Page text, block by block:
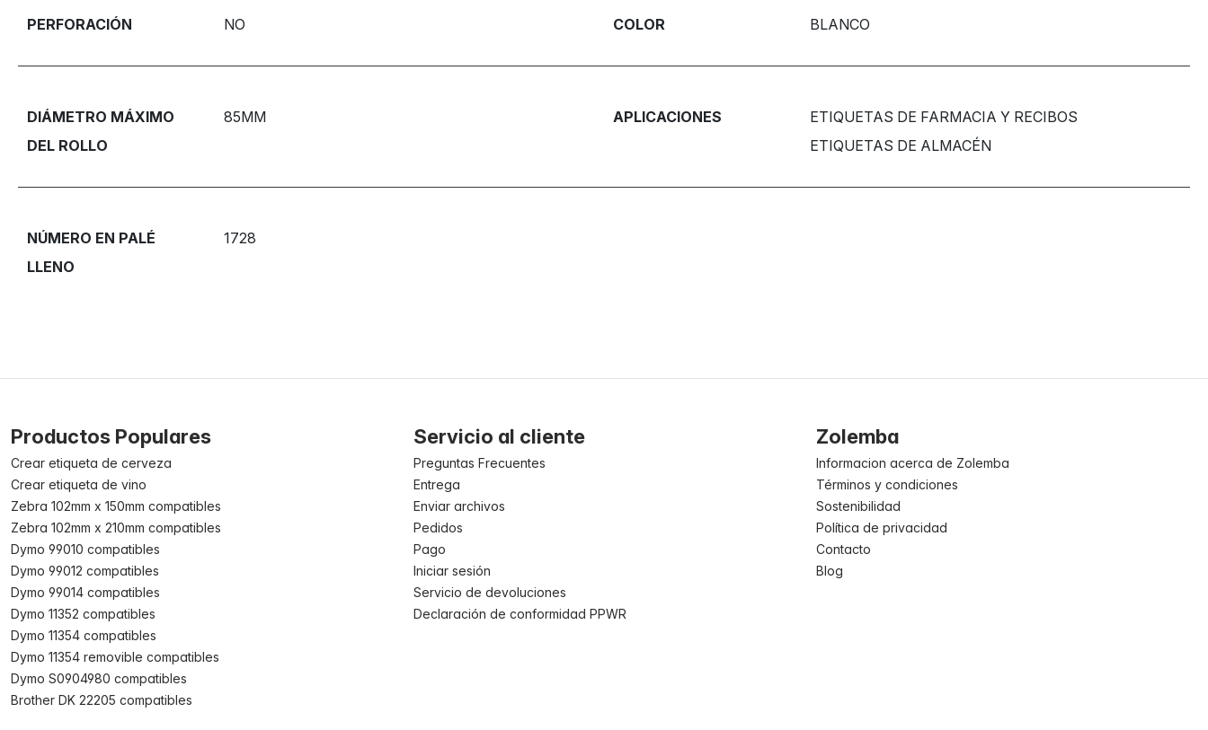
PERFORACIÓN NO COLOR BLANCO
DIÁMETRO MÁXIMO
DEL ROLLO
85MM APLICACIONES
ETIQUETAS DE FARMACIA Y RECIBOS
ETIQUETAS DE ALMACÉN
NÚMERO EN PALÉ
LLENO
1728
Productos Populares
Crear etiqueta de cerveza
Crear etiqueta de vino
Zebra 102mm x 150mm compatibles
Zebra 102mm x 210mm compatibles
Dymo 99010 compatibles
Dymo 99012 compatibles
Dymo 99014 compatibles
Dymo 11352 compatibles
Dymo 11354 compatibles
Dymo 11354 removible compatibles
Dymo S0904980 compatibles
Brother DK 22205 compatibles
Servicio al cliente
Preguntas Frecuentes
Entrega
Enviar archivos
Pedidos
Pago
Iniciar sesión
Servicio de devoluciones
Declaración de conformidad PPWR
Zolemba
Informacion acerca de Zolemba
Términos y condiciones
Sostenibilidad
Política de privacidad
Contacto
Blog